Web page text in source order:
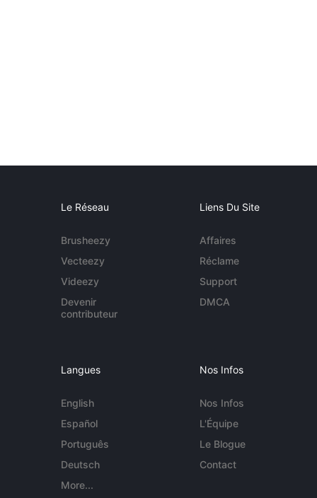
Le Réseau
Brusheezy
Vecteezy
Videezy
Devenir
contributeur
Liens Du Site
Affaires
Réclame
Support
DMCA
Langues
English
Español
Português
Deutsch
More...
Nos Infos
Nos Infos
L'Équipe
Le Blogue
Contact